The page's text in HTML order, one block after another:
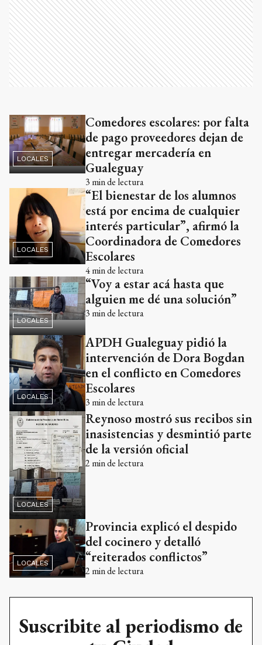
LOCALES
Comedores escolares: por falta
de pago proveedores dejan de
entregar mercadería en
Gualeguay
3 min de lectura
LOCALES
“El bienestar de los alumnos
está por encima de cualquier
interés particular”, afirmó la
Coordinadora de Comedores
Escolares
4min de lectura
LOCALES
“Voy a estar acá hasta que
alguien me dé una solución”
3 min de lectura
LOCALES
APDH Gualeguay pidió la
intervención de Dora Bogdan
en el conflicto en Comedores
Escolares
3 min de lectura
LOCALES
Reynoso mostró sus recibos sin
inasistencias y desmintió parte
de la versión oficial
2 min de lectura
LOCALES
Provincia explicó el despido
del cocinero y detalló
“reiterados conflictos”
2 min de lectura
Suscribite al periodismo de